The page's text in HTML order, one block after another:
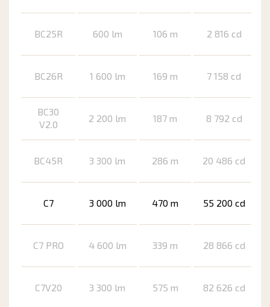
BC25R 600 lm 106 m 2 816 cd
BC26R 1 600 lm 169 m 7 158 cd
BC30
V2.0
2 200 lm 187 m 8 792 cd
BC45R 3 300 lm 286 m 20 486 cd
C7 3 000 lm 470 m 55 200 cd
C7 PRO 4 600 lm 339 m 28 866 cd
C7V20 3 300 lm 575 m 82 626 cd